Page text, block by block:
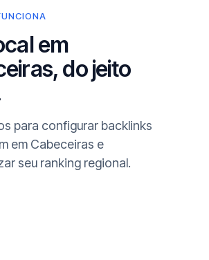
em
do jeito
para configurar backlinks
em Cabeceiras e
seu ranking regional.